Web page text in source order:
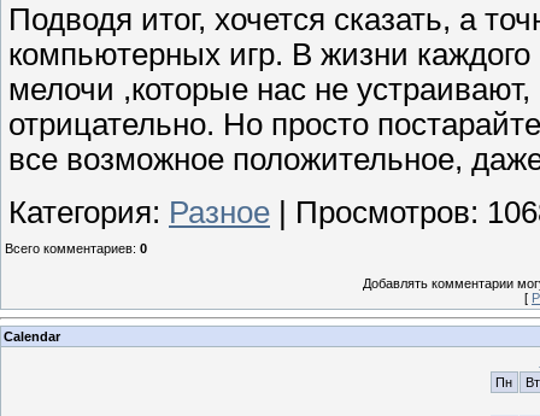
Подводя итог, хочется сказать, а
компьютерных игр. В жизни
мелочи ,которые нас не
отрицательно. Но просто
все возможное положительное,
Категория: Разное Просмотров:
Всего комментариев: 0
Добавлять комментарии
[
Calendar
Пн
Вт